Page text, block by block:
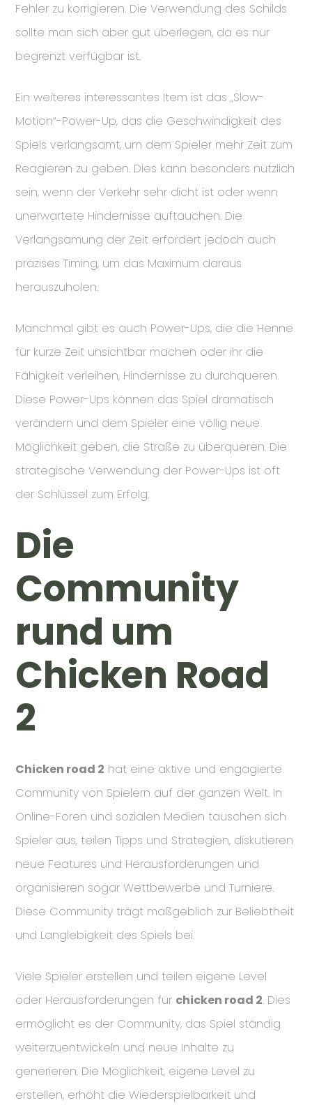
Fehler zu korrigieren. Die Verwendung des Schilds
sollte man sich aber gut überlegen, da es nur
begrenzt verfügbar ist.
Ein weiteres interessantes Item ist das „Slow-
Motion“-Power-Up, das die Geschwindigkeit des
Spiels verlangsamt, um dem Spieler mehr Zeit zum
Reagieren zu geben. Dies kann besonders nützlich
sein, wenn der Verkehr sehr dicht ist oder wenn
unerwartete Hindernisse auftauchen. Die
Verlangsamung der Zeit erfordert jedoch auch
präzises Timing, um das Maximum daraus
herauszuholen.
Manchmal gibt es auch Power-Ups, die die Henne
für kurze Zeit unsichtbar machen oder ihr die
Fähigkeit verleihen, Hindernisse zu durchqueren.
Diese Power-Ups können das Spiel dramatisch
verändern und dem Spieler eine völlig neue
Möglichkeit geben, die Straße zu überqueren. Die
strategische Verwendung der Power-Ups ist oft
der Schlüssel zum Erfolg.
Die
Community
rund um
Chicken Road
2
Chicken road 2 hat eine aktive und engagierte
Community von Spielern auf der ganzen Welt. In
Online-Foren und sozialen Medien tauschen sich
Spieler aus, teilen Tipps und Strategien, diskutieren
neue Features und Herausforderungen und
organisieren sogar Wettbewerbe und Turniere.
Diese Community trägt maßgeblich zur Beliebtheit
und Langlebigkeit des Spiels bei.
Viele Spieler erstellen und teilen eigene Level
oder Herausforderungen für chicken road 2. Dies
ermöglicht es der Community, das Spiel ständig
weiterzuentwickeln und neue Inhalte zu
generieren. Die Möglichkeit, eigene Level zu
erstellen, erhöht die Wiederspielbarkeit und